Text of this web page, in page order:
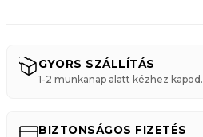
GYORS SZÁLLÍTÁS
1-2 munkanap alatt kézhez kapod.
BIZTONSÁGOS FIZETÉS